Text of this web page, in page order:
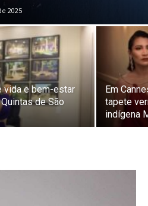
2025
vida e bem-estar
de São
Em
tapete
indígena